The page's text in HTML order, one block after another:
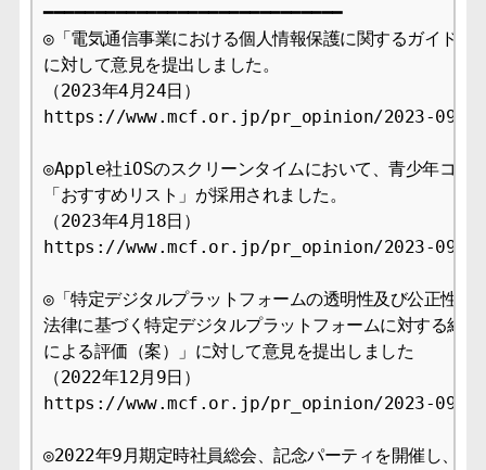
━━━━━━━━━━━━━━━━━━━━━━━━━━━━━
◎「電気通信事業における個人情報保護に関するガイドラ
に対して意見を提出しました。
（2023年4月24日）
https://www.mcf.or.jp/pr_opinion/2023-09
◎Apple社iOSのスクリーンタイムにおいて、青少年コン
「おすすめリスト」が採用されました。
（2023年4月18日）
https://www.mcf.or.jp/pr_opinion/2023-09
◎「特定デジタルプラットフォームの透明性及び公正性の
法律に基づく特定デジタルプラットフォームに対する経済
による評価（案）」に対して意見を提出しました
（2022年12月9日）
https://www.mcf.or.jp/pr_opinion/2023-09
◎2022年9月期定時社員総会、記念パーティを開催し、新